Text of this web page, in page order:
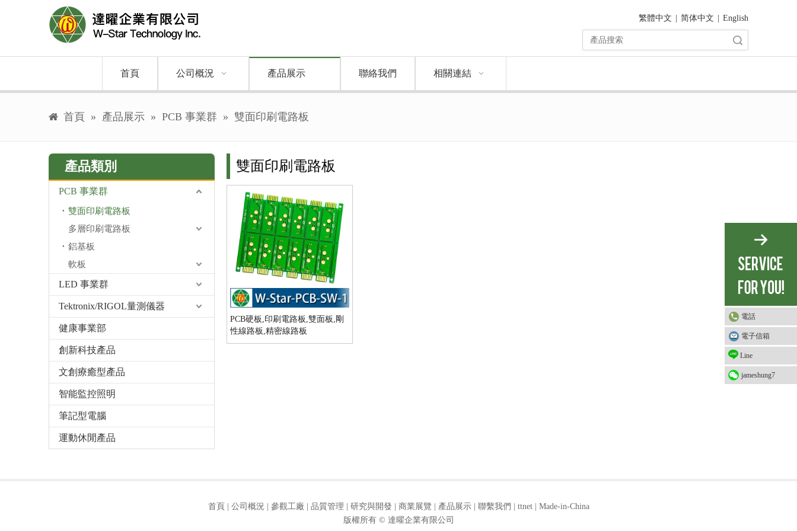
繁體中文 简体中文 English
首頁 公司概況 產品展示 聯絡我們 相關連結
首頁 » 產品展示 » PCB 事業群 » 雙面印刷電路板
產品類別
PCB 事業群
雙面印刷電路板
多層印刷電路板
鋁基板
軟板
LED 事業群
Tektronix/RIGOL量測儀器
健康事業部
創新科技產品
文創療癒型產品
智能監控照明
筆記型電腦
運動休閒產品
雙面印刷電路板
PCB硬板,印刷電路板,雙面板,剛
性線路板,精密線路板
首頁 公司概況 參觀工廠 品質管理 研究與開發 商業展覽 產品展示 聯繫我們 ttnet
Made-in-China
版權所有 © 達曜企業有限公司
電話
電子信箱
Line
jameshung7